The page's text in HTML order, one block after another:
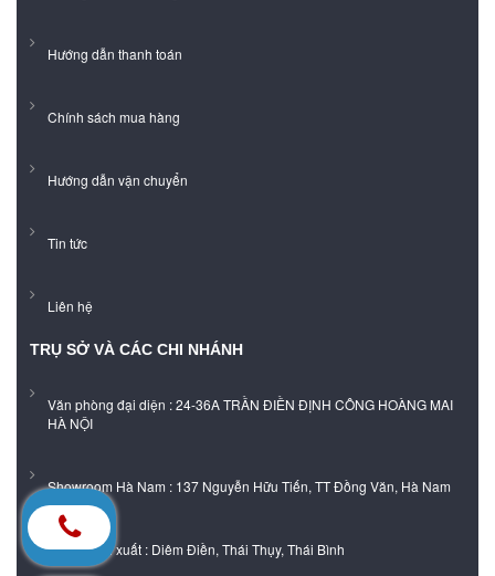
Hướng dẫn thanh toán
Chính sách mua hàng
Hướng dẫn vận chuyển
Tin tức
Liên hệ
TRỤ SỞ VÀ CÁC CHI NHÁNH
Văn phòng đại diện : 24-36A TRẦN ĐIỀN ĐỊNH CÔNG HOÀNG MAI
HÀ NỘI
Showroom Hà Nam : 137 Nguyễn Hữu Tiến, TT Đồng Văn, Hà Nam
Xưởng sản xuất : Diêm Điền, Thái Thụy, Thái Bình